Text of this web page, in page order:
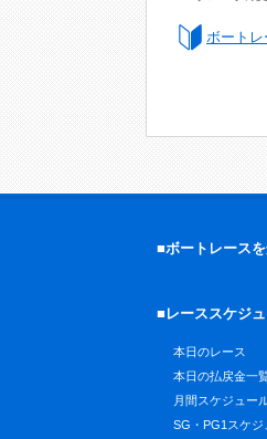
ボートレ
■ボートレース
■レーススケジ
本日のレース
本日の払戻金一
月間スケジュー
SG・PG1スケジ